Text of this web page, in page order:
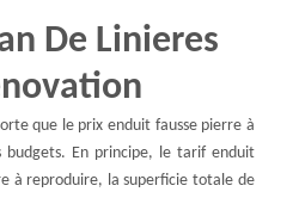
De Linieres
que le prix enduit fausse pierre à
budgets. En principe, le tarif enduit
à reproduire, la superficie totale de